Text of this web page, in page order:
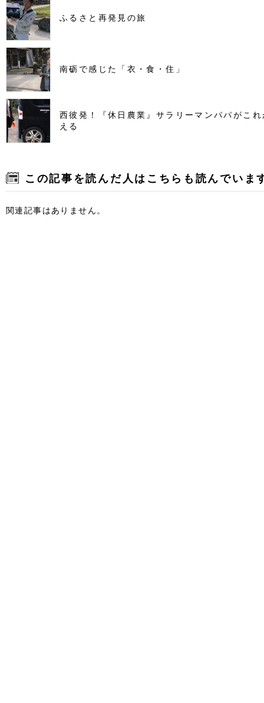
ふるさと再発見の旅
南砺で感じた「衣・食・住」
西彼発！『休日農業』サラリーマンパパがこ
える
この記事を読んだ人はこちらも読んでいま
関連記事はありません。